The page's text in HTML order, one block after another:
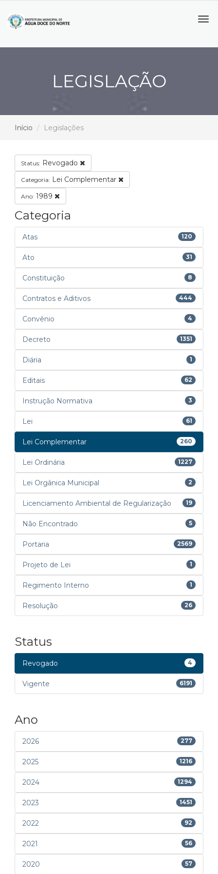
LEGISLAÇÃO
Início Legislações
Status: Revogado
Categoria: Lei Complementar
Ano: 1989
Categoria
Atas 120
Ato 31
Constituição 8
Contratos e Aditivos 444
Convênio 4
Decreto 1351
Diária 1
Editais 62
Instrução Normativa 3
Lei 61
Lei Complementar 260
Lei Ordinária 1227
Lei Orgânica Municipal 2
Licenciamento Ambiental de Regularização 19
Não Encontrado 5
Portaria 2569
Projeto de Lei 1
Regimento Interno 1
Resolução 26
Status
Revogado 4
Vigente 6191
Ano
2026 277
2025 1216
2024 1294
2023 1451
2022 92
2021 56
2020 57